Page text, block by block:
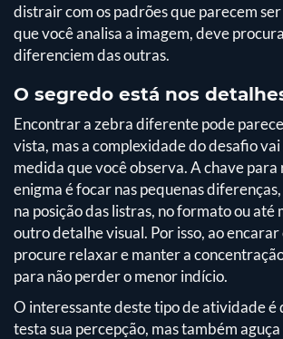
distrair com os padrões que parecem
que você analisa a imagem, deve
diferenciem das outras.
O segredo está nos
Encontrar a zebra diferente pode
vista, mas a complexidade do desafio
medida que você observa. A chave para
enigma é focar nas pequenas
na posição das listras, no formato ou até
outro detalhe visual. Por isso, ao
procure relaxar e manter a
para não perder o menor indício.
O interessante deste tipo de atividade é
testa sua percepção, mas também